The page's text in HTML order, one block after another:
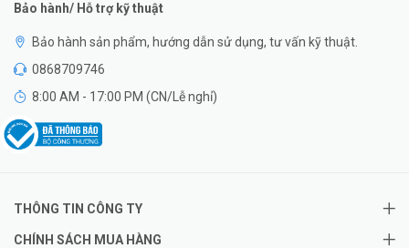
Bảo hành/ Hỗ trợ kỹ thuật
Bảo hành sản phẩm, hướng dẫn sử dụng, tư vấn kỹ thuật.
0868709746
8:00 AM - 17:00 PM (CN/Lễ nghỉ)
THÔNG TIN CÔNG TY
CHÍNH SÁCH MUA HÀNG